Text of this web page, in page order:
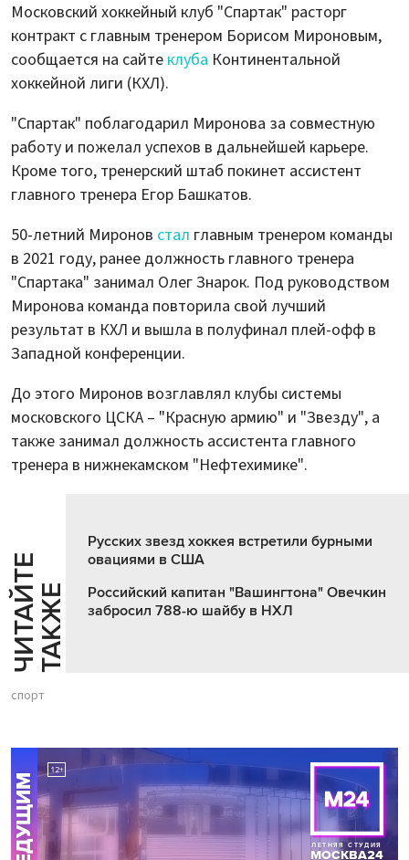
Московский хоккейный клуб "Спартак" расторг
контракт с главным тренером Борисом Мироновым,
сообщается на сайте клуба Континентальной
хоккейной лиги (КХЛ).
"Спартак" поблагодарил Миронова за совместную
работу и пожелал успехов в дальнейшей карьере.
Кроме того, тренерский штаб покинет ассистент
главного тренера Егор Башкатов.
50-летний Миронов стал главным тренером команды
в 2021 году, ранее должность главного тренера
"Спартака" занимал Олег Знарок. Под руководством
Миронова команда повторила свой лучший
результат в КХЛ и вышла в полуфинал плей-офф в
Западной конференции.
До этого Миронов возглавлял клубы системы
московского ЦСКА – "Красную армию" и "Звезду", а
также занимал должность ассистента главного
тренера в нижнекамском "Нефтехимике".
Ч
И
Т
АЙ
Т
Е
Т
А
К
ЖЕ
Русских звезд хоккея встретили бурными
овациями в США
Российский капитан "Вашингтона" Овечкин
забросил 788-ю шайбу в НХЛ
спорт